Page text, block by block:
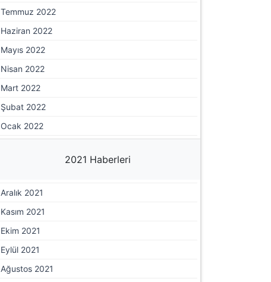
Temmuz 2022
Haziran 2022
Mayıs 2022
Nisan 2022
Mart 2022
Şubat 2022
Ocak 2022
2021 Haberleri
Aralık 2021
Kasım 2021
Ekim 2021
Eylül 2021
Ağustos 2021